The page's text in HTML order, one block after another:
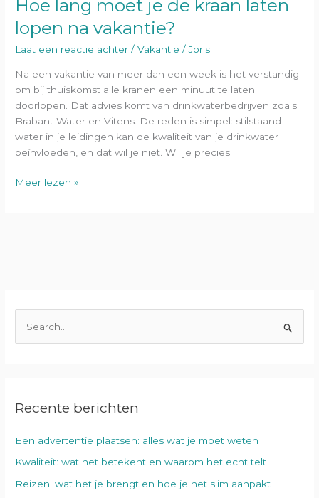
n
a
r
:
Recente berichten
Een advertentie plaatsen: alles wat je moet weten
Kwaliteit: wat het betekent en waarom het echt telt
Reizen: wat het je brengt en hoe je het slim aanpakt
Hoe lang moet je de kraan laten
lopen na vakantie?
Laat een reactie achter /Vakantie /Joris
Na een vakantie van meer dan een week is het verstandig
om bij thuiskomst alle kranen een minuut te laten
doorlopen. Dat advies komt van drinkwaterbedrijven zoals
Brabant Water en Vitens. De reden is simpel: stilstaand
water in je leidingen kan de kwaliteit van je drinkwater
beïnvloeden, en dat wil je niet. Wil je precies
Meer lezen »